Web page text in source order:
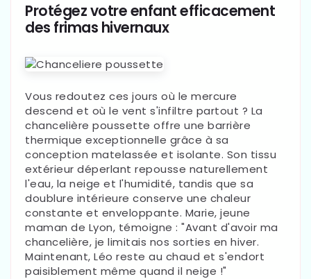
Protégez votre enfant efficacement
des frimas hivernaux
Vous redoutez ces jours où le mercure
descend et où le vent s'infiltre partout ? La
chancelière poussette offre une barrière
thermique exceptionnelle grâce à sa
conception matelassée et isolante. Son tissu
extérieur déperlant repousse naturellement
l'eau, la neige et l'humidité, tandis que sa
doublure intérieure conserve une chaleur
constante et enveloppante. Marie, jeune
maman de Lyon, témoigne : "Avant d'avoir ma
chancelière, je limitais nos sorties en hiver.
Maintenant, Léo reste au chaud et s'endort
paisiblement même quand il neige !"